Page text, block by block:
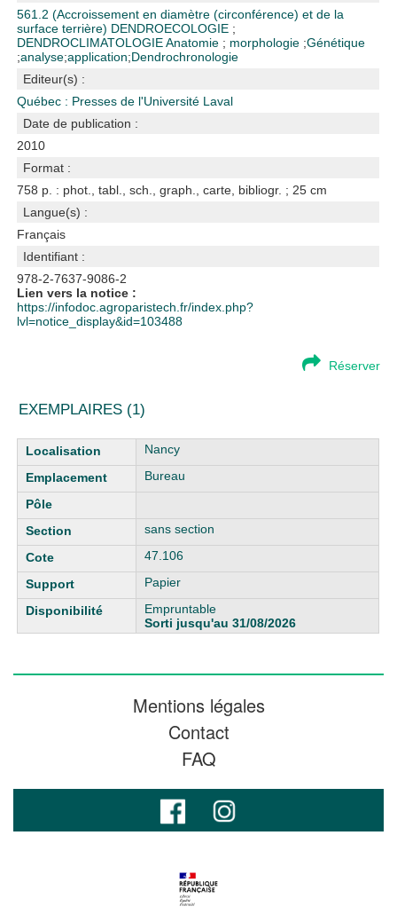
561.2 (Accroissement en diamètre (circonférence) et de la
surface terrière) DENDROECOLOGIE ;
DENDROCLIMATOLOGIEAnatomie ; morphologie ;Génétique
;analyse;application;Dendrochronologie
Editeur(s) :
Québec : Presses de l'Université Laval
Date de publication :
2010
Format :
758 p. : phot., tabl., sch., graph., carte, bibliogr. ; 25 cm
Langue(s) :
Français
Identifiant :
978-2-7637-9086-2
Lien vers la notice :
https://infodoc.agroparistech.fr/index.php?
lvl=notice_display&id=103488
Réserver
EXEMPLAIRES (1)
Liste des exemplaires
Nancy
Bureau
sans section
47.106
Papier
Empruntable
Sorti jusqu'au 31/08/2026
Mentions légales
Contact
FAQ